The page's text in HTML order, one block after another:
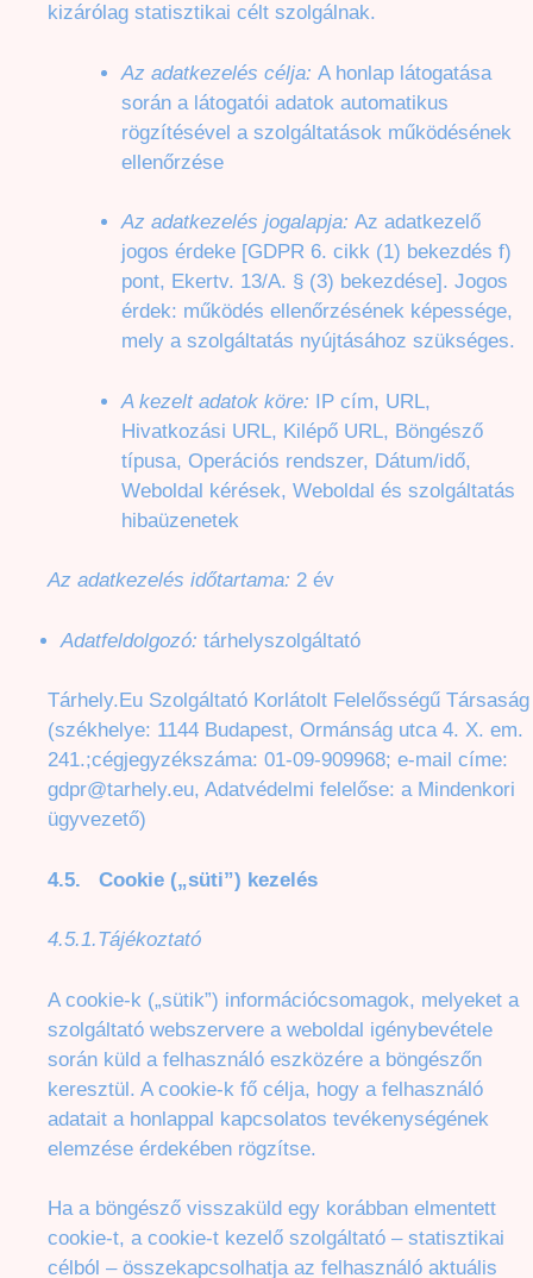
kizárólag statisztikai célt szolgálnak.
Az adatkezelés célja: A honlap látogatása
során a látogatói adatok automatikus
rögzítésével a szolgáltatások működésének
ellenőrzése
Az adatkezelés jogalapja: Az adatkezelő
jogos érdeke [GDPR 6. cikk (1) bekezdés f)
pont, Ekertv. 13/A. § (3) bekezdése]. Jogos
érdek: működés ellenőrzésének képessége,
mely a szolgáltatás nyújtásához szükséges.
A kezelt adatok köre: IP cím, URL,
Hivatkozási URL, Kilépő URL, Böngésző
típusa, Operációs rendszer, Dátum/idő,
Weboldal kérések, Weboldal és szolgáltatás
hibaüzenetek
Az adatkezelés időtartama: 2 év
Adatfeldolgozó: tárhelyszolgáltató
Tárhely.Eu Szolgáltató Korlátolt Felelősségű Társaság
(székhelye: 1144 Budapest, Ormánság utca 4. X. em.
241.;cégjegyzékszáma: 01-09-909968; e-mail címe:
gdpr@tarhely.eu, Adatvédelmi felelőse: a Mindenkori
ügyvezető)
4.5. Cookie („süti”) kezelés
4.5.1.Tájékoztató
A cookie-k („sütik”) információcsomagok, melyeket a
szolgáltató webszervere a weboldal igénybevétele
során küld a felhasználó eszközére a böngészőn
keresztül. A cookie-k fő célja, hogy a felhasználó
adatait a honlappal kapcsolatos tevékenységének
elemzése érdekében rögzítse.
Ha a böngésző visszaküld egy korábban elmentett
cookie-t, a cookie-t kezelő szolgáltató – statisztikai
célból – összekapcsolhatja az felhasználó aktuális